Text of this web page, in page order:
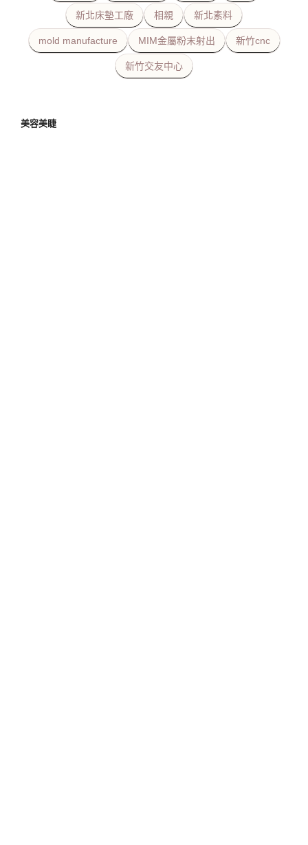
新北床墊工廠 相親 新北素料
mold manufacture MIM金屬粉末射出 新竹cnc
新竹交友中心
美容美睫